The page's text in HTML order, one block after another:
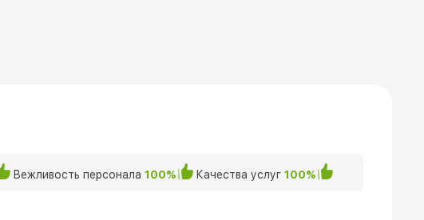
Вежливость персонала 100% Качества услуг 100%